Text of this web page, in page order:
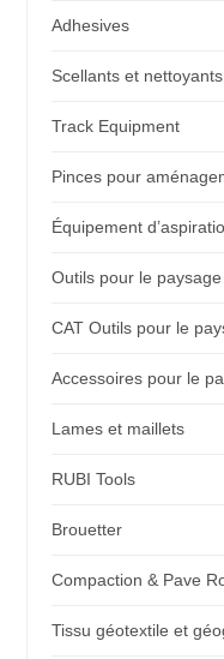
Adhesives
Scellants et nettoyants
Track Equipment
Pinces pour
Équipement
Outils pour le
CAT Outils pour le
Accessoires pour le
Lames et maillets
RUBI Tools
Brouetter
Compaction & Pave
Tissu géotextile et